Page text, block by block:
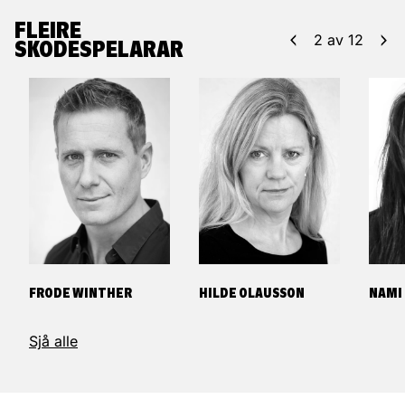
FLEIRE
SKODESPELARAR 2 av 12
FRODE WINTHER HILDE OLAUSSON NAMI
Sjå alle